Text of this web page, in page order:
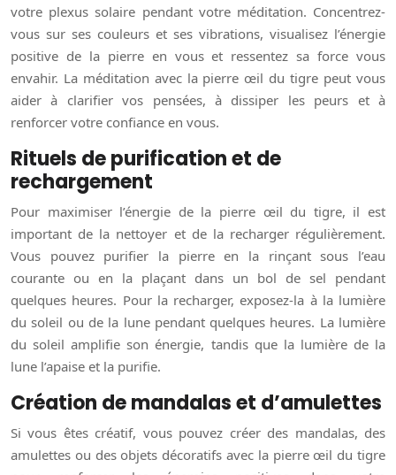
votre plexus solaire pendant votre méditation. Concentrez-
vous sur ses couleurs et ses vibrations, visualisez l’énergie
positive de la pierre en vous et ressentez sa force vous
envahir. La méditation avec la pierre œil du tigre peut vous
aider à clarifier vos pensées, à dissiper les peurs et à
renforcer votre confiance en vous.
Rituels de purification et de
rechargement
Pour maximiser l’énergie de la pierre œil du tigre, il est
important de la nettoyer et de la recharger régulièrement.
Vous pouvez purifier la pierre en la rinçant sous l’eau
courante ou en la plaçant dans un bol de sel pendant
quelques heures. Pour la recharger, exposez-la à la lumière
du soleil ou de la lune pendant quelques heures. La lumière
du soleil amplifie son énergie, tandis que la lumière de la
lune l’apaise et la purifie.
Création de mandalas et d’amulettes
Si vous êtes créatif, vous pouvez créer des mandalas, des
amulettes ou des objets décoratifs avec la pierre œil du tigre